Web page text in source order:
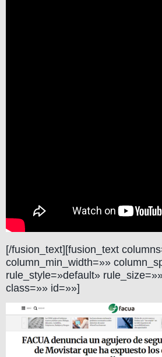
[/fusion_text][fusion_text
column_min_width=»»
rule_style=»default»
class=»» id=»»]